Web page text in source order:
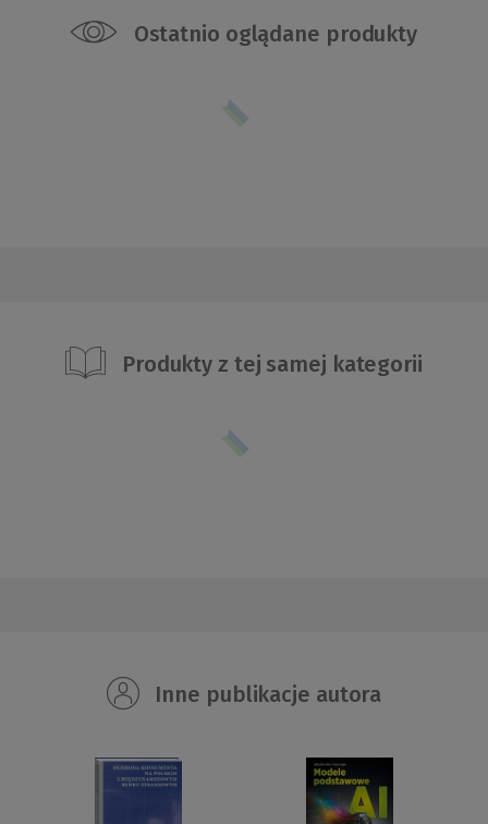
Ostatnio oglądane produkty
Produkty z tej samej kategorii
Inne publikacje autora